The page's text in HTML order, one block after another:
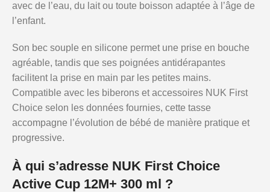
avec de l’eau, du lait ou toute boisson adaptée à l’âge de
l’enfant.
Son bec souple en silicone permet une prise en bouche
agréable, tandis que ses poignées antidérapantes
facilitent la prise en main par les petites mains.
Compatible avec les biberons et accessoires NUK First
Choice selon les données fournies, cette tasse
accompagne l’évolution de bébé de manière pratique et
progressive.
À qui s’adresse NUK First Choice
Active Cup 12M+ 300 ml ?